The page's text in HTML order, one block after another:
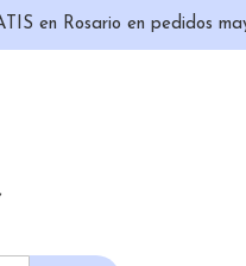
en Rosario en pedidos